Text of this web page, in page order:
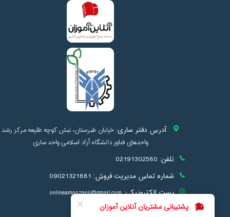
آدرس دفتر ساری: خیابان طبرستان، نبش کوچه طلیعه مرکز رشد
واحدهای فناور دانشگاه آزاد اسلامی واحد ساری
تلفن: 02191302580
شماره تماس مدیریت فروش: 09021321881
پست الکترونیکی:onlineamoozanir@gmail.com
info@onlineamoozan.ir